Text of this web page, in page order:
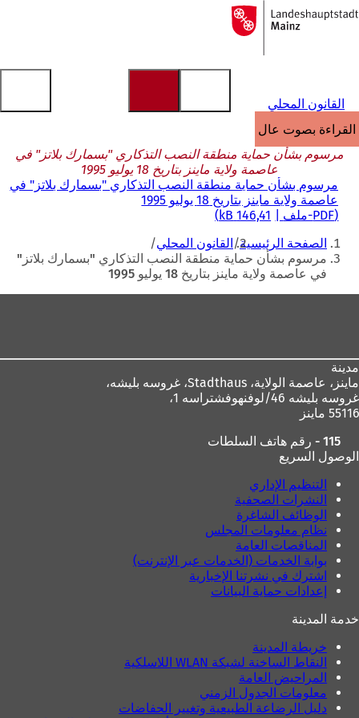
الانتقال إلى المحتوى
إلى
الصفحة
القانون المحلي
القراءة بصوت عالٍ
مرسوم بشأن حماية منطقة النصب التذكاري "بسمارك بلاتز" في
عاصمة ولاية ماينز بتاريخ 18 يوليو 1995
مرسوم بشأن حماية منطقة النصب التذكاري "بسمارك بلاتز" في
عاصمة ولاية ماينز بتاريخ 18 يوليو 1995
PDF-ملف 146,41 kB
أنت
هنا
الصفحة الرئيسية القانون المحلي
مرسوم بشأن حماية منطقة النصب التذكاري "بسمارك بلاتز"
في عاصمة ولاية ماينز بتاريخ 18 يوليو 1995
مدينة
ماينز، عاصمة الولاية،
غروسه بليشه 46/لوفنهوفشتراسه 1،
55116 ماينز
115 - رقم هاتف السلطات
الوصول السريع
التنظيم الإداري
النشرات الصحفية
الوظائف الشاغرة
نظام معلومات المجلس
المناقصات العامة
بوابة الخدمات (الخدمات عبر الإنترنت)
اشترك في نشرتنا الإخبارية
إعدادات حماية البيانات
خدمة المدينة
خريطة المدينة
النقاط الساخنة لشبكة WLAN اللاسلكية
المراحيض العامة
معلومات الجدول الزمني
دليل الرضاعة الطبيعية وتغيير الحفاضات